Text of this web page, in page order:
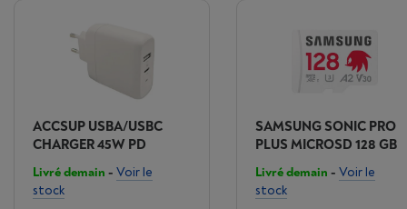
ACCSUP USBA/USBC
CHARGER 45W PD
Livré demain - Voir le
stock
SAMSUNG SONIC PRO
PLUS MICROSD 128 GB
Livré demain - Voir le
stock